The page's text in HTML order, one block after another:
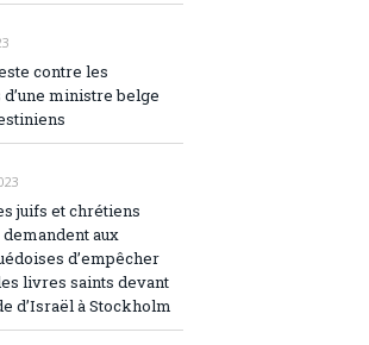
contre les
ministre belge
juifs et chrétiens
aux
d’empêcher
livres saints devant
d’Israël à Stockholm